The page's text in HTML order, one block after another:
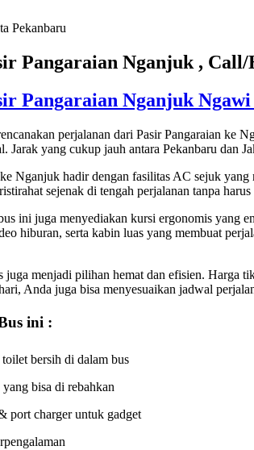
Pangaraian Nganjuk , Call/
Pangaraian Nganjuk Ngawi
perjalanan dari Pasir Pangaraian ke
Jarak yang cukup jauh antara Pekanbaru dan
Nganjuk hadir dengan fasilitas AC sejuk
sejenak di tengah perjalanan tanpa
ini juga menyediakan kursi ergonomis yang
hiburan, serta kabin luas yang membuat
juga menjadi pilihan hemat dan efisien. Harga
Anda juga bisa menyesuaikan jadwal
ini :
bersih di dalam bus
bisa di rebahkan
port charger untuk gadget